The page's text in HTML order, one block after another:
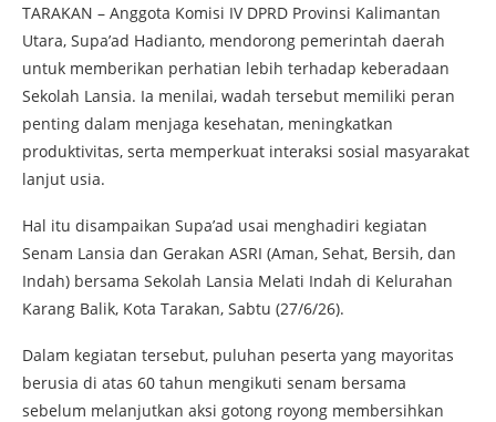
TARAKAN – Anggota Komisi IV DPRD Provinsi Kalimantan
Utara, Supa’ad Hadianto, mendorong pemerintah daerah
untuk memberikan perhatian lebih terhadap keberadaan
Sekolah Lansia. Ia menilai, wadah tersebut memiliki peran
penting dalam menjaga kesehatan, meningkatkan
produktivitas, serta memperkuat interaksi sosial masyarakat
lanjut usia.
Hal itu disampaikan Supa’ad usai menghadiri kegiatan
Senam Lansia dan Gerakan ASRI (Aman, Sehat, Bersih, dan
Indah) bersama Sekolah Lansia Melati Indah di Kelurahan
Karang Balik, Kota Tarakan, Sabtu (27/6/26).
Dalam kegiatan tersebut, puluhan peserta yang mayoritas
berusia di atas 60 tahun mengikuti senam bersama
sebelum melanjutkan aksi gotong royong membersihkan